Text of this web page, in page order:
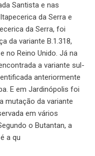
Santista e nas
da Serra e
da Serra, foi
da variante B.1.318,
no Reino Unido. Já na
a variante sul-
anteriormente
E em Jardinópolis foi
mutação da variante
em vários
o Butantan, a
a qu